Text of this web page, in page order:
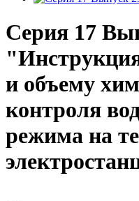
Серия 17
и объему
контроля
режима на